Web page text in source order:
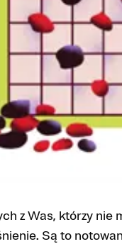
z Was, którzy nie
Są to